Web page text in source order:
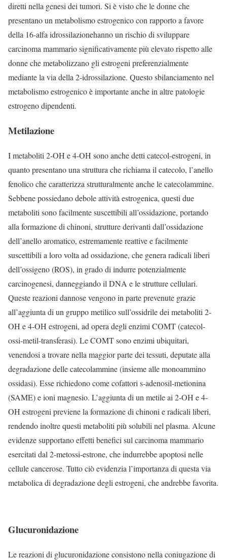
diretti nella genesi dei tumori. Si è visto che le donne che
presentano un metabolismo estrogenico con rapporto a favore
della 16-alfa idrossilazionehanno un rischio di sviluppare
carcinoma mammario significativamente più elevato rispetto alle
donne che metabolizzano gli estrogeni preferenzialmente
mediante la via della 2-idrossilazione. Questo sbilanciamento nel
metabolismo estrogenico è importante anche in altre patologie
estrogeno dipendenti.
Metilazione
I metaboliti 2-OH e 4-OH sono anche detti catecol-estrogeni, in
quanto presentano una struttura che richiama il catecolo, l’anello
fenolico che caratterizza strutturalmente anche le catecolammine.
Sebbene possiedano debole attività estrogenica, questi due
metaboliti sono facilmente suscettibili all’ossidazione, portando
alla formazione di chinoni, strutture derivanti dall’ossidazione
dell’anello aromatico, estremamente reattive e facilmente
suscettibili a loro volta ad ossidazione, che genera radicali liberi
dell’ossigeno (ROS), in grado di indurre potenzialmente
carcinogenesi, danneggiando il DNA e le strutture cellulari.
Queste reazioni dannose vengono in parte prevenute grazie
all’aggiunta di un gruppo metilico sull’ossidrile dei metaboliti 2-
OH e 4-OH estrogeni, ad opera degli enzimi COMT (catecol-
ossi-metil-transferasi). Le COMT sono enzimi ubiquitari,
venendosi a trovare nella maggior parte dei tessuti, deputate alla
degradazione delle catecolammine (insieme alle monoammino
ossidasi). Esse richiedono come cofattori s-adenosil-metionina
(SAME) e ioni magnesio. L’aggiunta di un metile ai 2-OH e 4-
OH estrogeni previene la formazione di chinoni e radicali liberi,
rendendo inoltre questi metaboliti più solubili nel plasma. Alcune
evidenze supportano effetti benefici sul carcinoma mammario
esercitati dal 2-metossi-estrone, che indurrebbe apoptosi nelle
cellule cancerose. Tutto ciò evidenzia l’importanza di questa via
metabolica di degradazione degli estrogeni, che andrebbe favorita.
Glucuronidazione
Le reazioni di glucuronidazione consistono nella coniugazione di